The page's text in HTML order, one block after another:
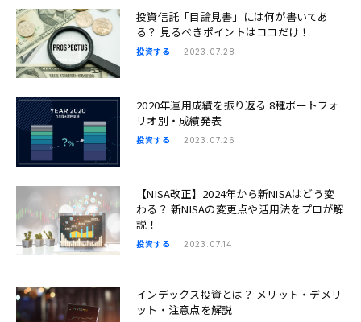
投資信託「目論見書」には何が書いてあ
る？ 見るべきポイントはココだけ！
投資する 2023.07.28
2020年運用成績を振り返る 8種ポートフォ
リオ別・成績発表
投資する 2023.07.26
【NISA改正】2024年から新NISAはどう変
わる？ 新NISAの変更点や活用法をプロが解
説！
投資する 2023.07.14
インデックス投資とは？ メリット・デメリ
ット・注意点を解説